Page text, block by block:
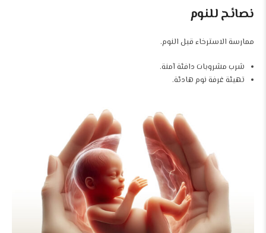
نصائح للنوم
ممارسة الاسترخاء قبل النوم.
شرب مشروبات دافئة آمنة.
تهيئة غرفة نوم هادئة.